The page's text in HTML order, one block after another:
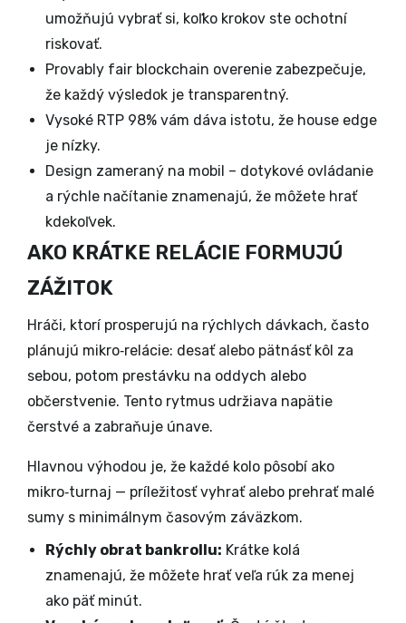
umožňujú vybrať si, koľko krokov ste ochotní
riskovať.
Provably fair blockchain overenie zabezpečuje,
že každý výsledok je transparentný.
Vysoké RTP 98% vám dáva istotu, že house edge
je nízky.
Design zameraný na mobil – dotykové ovládanie
a rýchle načítanie znamenajú, že môžete hrať
kdekoľvek.
AKO KRÁTKE RELÁCIE FORMUJÚ
ZÁŽITOK
Hráči, ktorí prosperujú na rýchlych dávkach, často
plánujú mikro‑relácie: desať alebo pätnásť kôl za
sebou, potom prestávku na oddych alebo
občerstvenie. Tento rytmus udržiava napätie
čerstvé a zabraňuje únave.
Hlavnou výhodou je, že každé kolo pôsobí ako
mikro‑turnaj — príležitosť vyhrať alebo prehrať malé
sumy s minimálnym časovým záväzkom.
Rýchly obrat bankrollu: Krátke kolá
znamenajú, že môžete hrať veľa rúk za menej
ako päť minút.